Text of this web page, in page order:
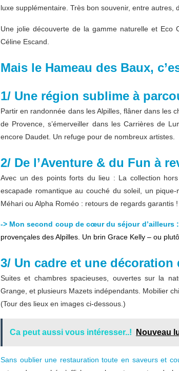
luxe supplémentaire. Très bon souvenir, entre autres,
Une jolie découverte de la gamme naturelle et Eco
Céline Escand.
Mais le Hameau des Baux,
1/ Une région sublime à
Partir en randonnée dans les Alpilles, flâner dans les
de Provence, s’émerveiller dans les Carrières de
encore Daudet. Un refuge pour de nombreux artistes.
2/ De l’Aventure & du Fun à
Avec un des points forts du lieu : La collection
escapade romantique au couché du soleil, un
Méhari ou Alpha Roméo : retours de regards garantis !
-> Mon second coup de cœur du séjour d’ailleurs :
provençales des Alpilles. Un brin Grace Kelly – ou
3/ Un cadre et une décoration
Suites et chambres spacieuses, ouvertes sur la
Grange, et plusieurs Mazets indépendants. Mobilier
(Tour des lieux en images ci-dessous.)
Ca peut aussi vous intéresser..! Nouveau
Sans oublier une restauration toute en saveurs et